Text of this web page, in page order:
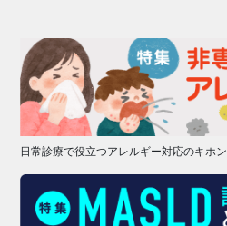
日常診療で役立つアレルギー対応のキホン